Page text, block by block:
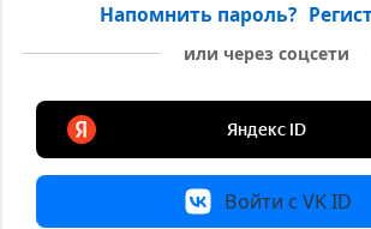
Напомнить пароль?
или через соцсети
Войти с VK ID